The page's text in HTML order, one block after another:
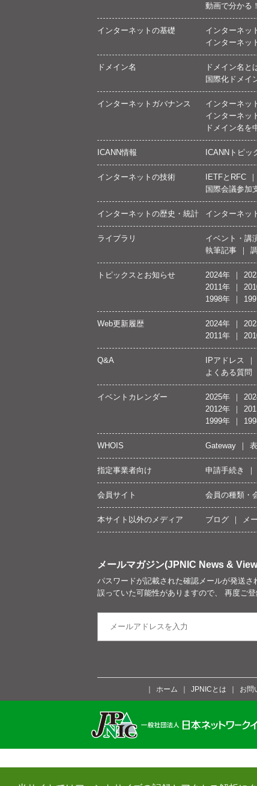
動画で分かる
インターネットの基礎 インターネッ
インターネッ
ドメイン名 ドメイン名と
国際化ドメイ
インターネットガバナンス インターネッ
インターネッ
ドメイン名を
ICANN情報 ICANNトピッ
インターネットの技術 IETFとRFC
国際会議参加
インターネットの歴史・統計 インターネッ
ライブラリ イベント・講
執筆記事
トピックスとお知らせ 2024年
2011年
1998年
Web更新履歴 2024年
2011年
Q&A IPアドレス
よくある質問
イベントカレンダー 2025年
2012年
1999年
WHOIS Gateway
指定事業者向け 申請手続き
会員サイト 会員の種類・
本サイト以外のメディア ブログ メ
メールマガジン(JPNIC News &
パスワードが記載された確認メールが発送
誤っていた可能性がありますので、 再度ご登
ホーム JPNICとは お問